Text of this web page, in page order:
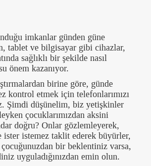
imkanlar günden güne
tablet ve bilgisayar gibi cihazlar,
sağlıklı bir şekilde nasıl
önem kazanıyor.
birine göre, günde
kontrol etmek için telefonlarımızı
Şimdi düşünelim, biz yetişkinler
çocuklarımızdan aksini
doğru? Onlar gözlemleyerek,
ister istemez taklit ederek büyürler,
bir beklentiniz varsa,
uyguladığınızdan emin olun.